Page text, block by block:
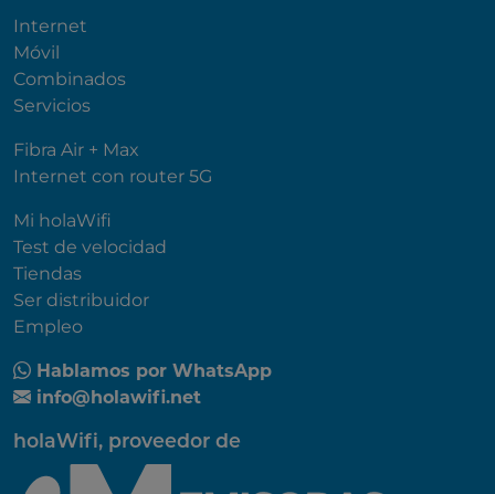
Internet
Móvil
Combinados
Servicios
Fibra Air + Max
Internet con router 5G
Mi holaWifi
Test de velocidad
Tiendas
Ser distribuidor
Empleo
Hablamos por WhatsApp
info@holawifi.net
holaWifi, proveedor de